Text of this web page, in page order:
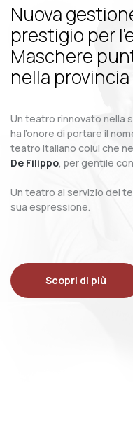
Nuova
prestigio per
Maschere
nella provincia
Un teatro rinnovato nella
ha l’onore di portare il
teatro italiano colui che
De Filippo, per gentile
Un teatro al servizio del
sua espressione.
Scopri di più